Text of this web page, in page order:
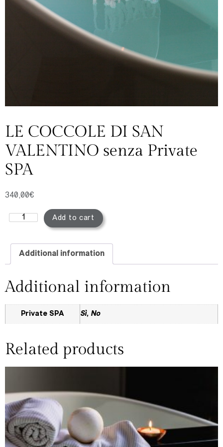
LE COCCOLE DI SAN
VALENTINO senza Private
SPA
340,00€
Add to cart
Additional information
Additional information
Private SPA Sì, No
Related products